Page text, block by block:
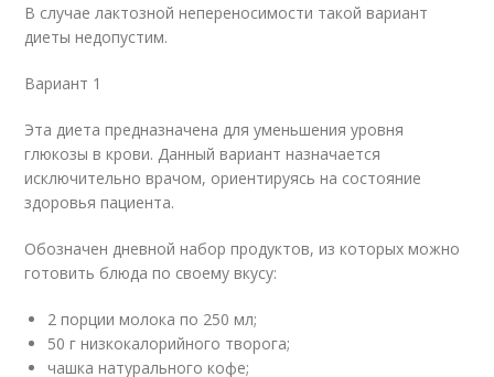
В случае лактозной непереносимости такой вариант
диеты недопустим.
Вариант 1
Эта диета предназначена для уменьшения уровня
глюкозы в крови. Данный вариант назначается
исключительно врачом, ориентируясь на состояние
здоровья пациента.
Обозначен дневной набор продуктов, из которых можно
готовить блюда по своему вкусу:
2 порции молока по 250 мл;
50 г низкокалорийного творога;
чашка натурального кофе;